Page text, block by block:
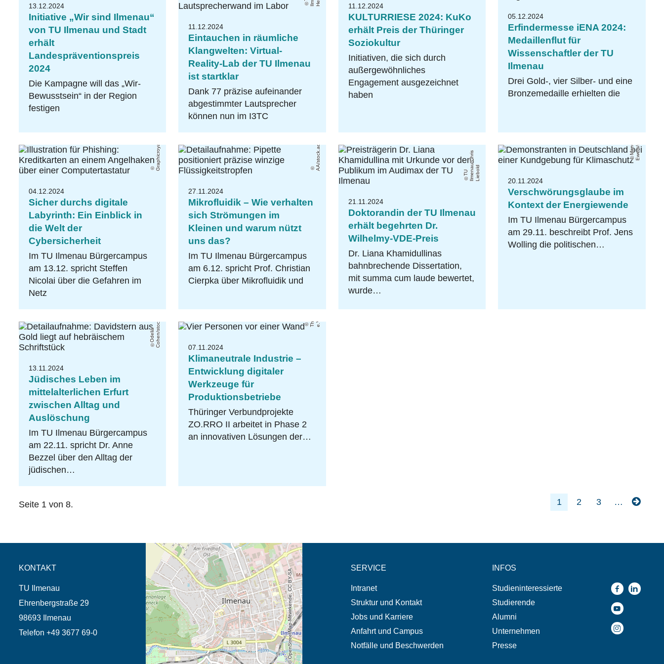
13.12.2024
Initiative „Wir sind Ilmenau“
von TU Ilmenau und Stadt
erhält
Landespräventionspreis
2024
Die Kampagne will das „Wir-
Bewusstsein“ in der Region
festigen
11.12.2024
Eintauchen in räumliche
Klangwelten: Virtual-
Reality-Lab der TU Ilmenau
ist startklar
Dank 77 präzise aufeinander
abgestimmter Lautsprecher
können nun im I3TC
11.12.2024
KULTURRIESE 2024: KuKo
erhält Preis der Thüringer
Soziokultur
Initiativen, die sich durch
außergewöhnliches
Engagement ausgezeichnet
haben
05.12.2024
Erfindermesse iENA 2024:
Medaillenflut für
Wissenschaftler der TU
Ilmenau
Drei Gold-, vier Silber- und eine
Bronzemedaille erhielten die
Graphicroyalty/stock.adobe.com
04.12.2024
Sicher durchs digitale
Labyrinth: Ein Einblick in
die Welt der
Cybersicherheit
Im TU Ilmenau Bürgercampus
am 13.12. spricht Steffen
Nicolai über die Gefahren im
Netz
AA/stock.adobe.com
27.11.2024
Mikrofluidik – Wie verhalten
sich Strömungen im
Kleinen und warum nützt
uns das?
Im TU Ilmenau Bürgercampus
am 6.12. spricht Prof. Christian
Cierpka über Mikrofluidik und
T
U
Il
m
e
n
a
u
/
C
h
ri s
Li
e
b
ol d
21.11.2024
Doktorandin der TU Ilmenau
erhält begehrten Dr.
Wilhelmy-VDE-Preis
Dr. Liana Khamidullinas
bahnbrechende Dissertation,
mit summa cum laude bewertet,
wurde…
M
a
n
u
el
a
E
w
e
r
s
/
s
t
o
c
k
.
a
d
o
b
e
.
c
om
20.11.2024
Verschwörungsglaube im
Kontext der Energiewende
Im TU Ilmenau Bürgercampus
am 29.11. beschreibt Prof. Jens
Wolling die politischen…
O
d
eli
a
C
o
h
e
n
/
s
t
o
c
k
.
a
d
o
b
e
.
c
om
13.11.2024
Jüdisches Leben im
mittelalterlichen Erfurt
zwischen Alltag und
Auslöschung
Im TU Ilmenau Bürgercampus
am 22.11. spricht Dr. Anne
Bezzel über den Alltag der
jüdischen…
T
hE
E
N
e
.
V.
07.11.2024
Klimaneutrale Industrie –
Entwicklung digitaler
Werkzeuge für
Produktionsbetriebe
Thüringer Verbundprojekte
ZO.RRO II arbeitet in Phase 2
an innovativen Lösungen der…
Seite 1 von 8. 1 2 3 …
KONTAKT
TU Ilmenau
Ehrenbergstraße 29
98693 Ilmenau
Telefon +49 3677 69-0
Öffnet die Anfahrtsbeschreibung in neuem
Tab (Karte)
© OpenStreetMap-Mitwirkende, CC BY-SA SERVICE
Intranet
Struktur und Kontakt
Jobs und Karriere
Anfahrt und Campus
Notfälle und Beschwerden
INFOS
Studieninteressierte
Studierende
Alumni
Unternehmen
Presse